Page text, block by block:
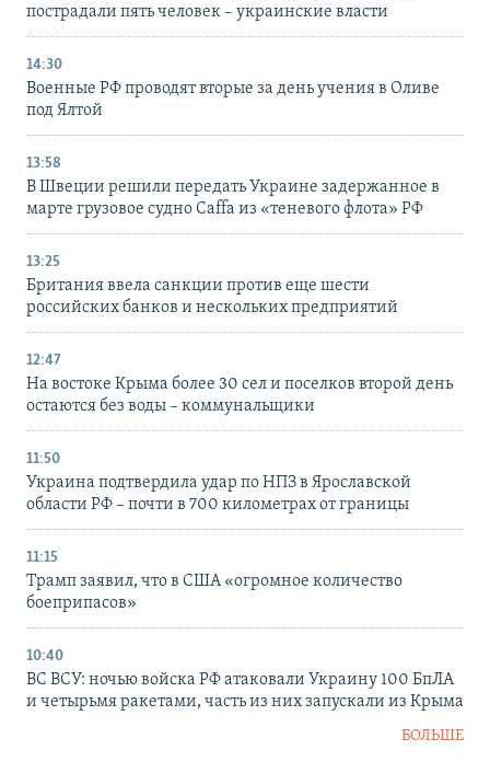
пострадали пять человек – украинские власти
14:30
Военные РФ проводят вторые за день учения в Оливе
под Ялтой
13:58
В Швеции решили передать Украине задержанное в
марте грузовое судно Caffa из «теневого флота» РФ
13:25
Британия ввела санкции против еще шести
российских банков и нескольких предприятий
12:47
На востоке Крыма более 30 сел и поселков второй день
остаются без воды – коммунальщики
11:50
Украина подтвердила удар по НПЗ в Ярославской
области РФ – почти в 700 километрах от границы
11:15
Трамп заявил, что в США «огромное количество
боеприпасов»
10:40
ВС ВСУ: ночью войска РФ атаковали Украину 100 БпЛА
и четырьмя ракетами, часть из них запускали из Крыма
БОЛЬШЕ